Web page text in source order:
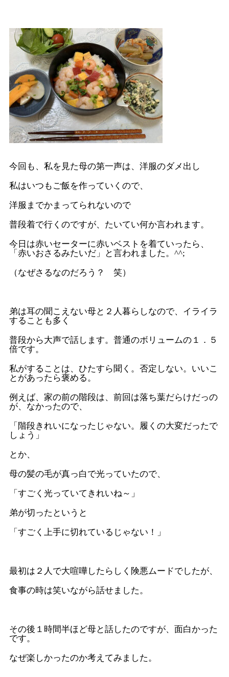
今回も、私を見た母の第一声は、洋服のダメ出し
私はいつもご飯を作っていくので、
洋服までかまってられないので
普段着で行くのですが、たいてい何か言われます。
今日は赤いセーターに赤いベストを着ていったら、
「赤いおさるみたいだ」と言われました。^^;
（なぜさるなのだろう？ 笑）
弟は耳の聞こえない母と２人暮らしなので、イライラ
することも多く
普段から大声で話します。普通のボリュームの１．５
倍です。
私がすることは、ひたすら聞く。否定しない。いいこ
とがあったら褒める。
例えば、家の前の階段は、前回は落ち葉だらけだっの
が、なかったので、
「階段きれいになったじゃない。履くの大変だったで
しょう」
とか、
母の髪の毛が真っ白で光っていたので、
「すごく光っていてきれいね～」
弟が切ったというと
「すごく上手に切れているじゃない！」
最初は２人で大喧嘩したらしく険悪ムードでしたが、
食事の時は笑いながら話せました。
その後１時間半ほど母と話したのですが、面白かった
です。
なぜ楽しかったのか考えてみました。